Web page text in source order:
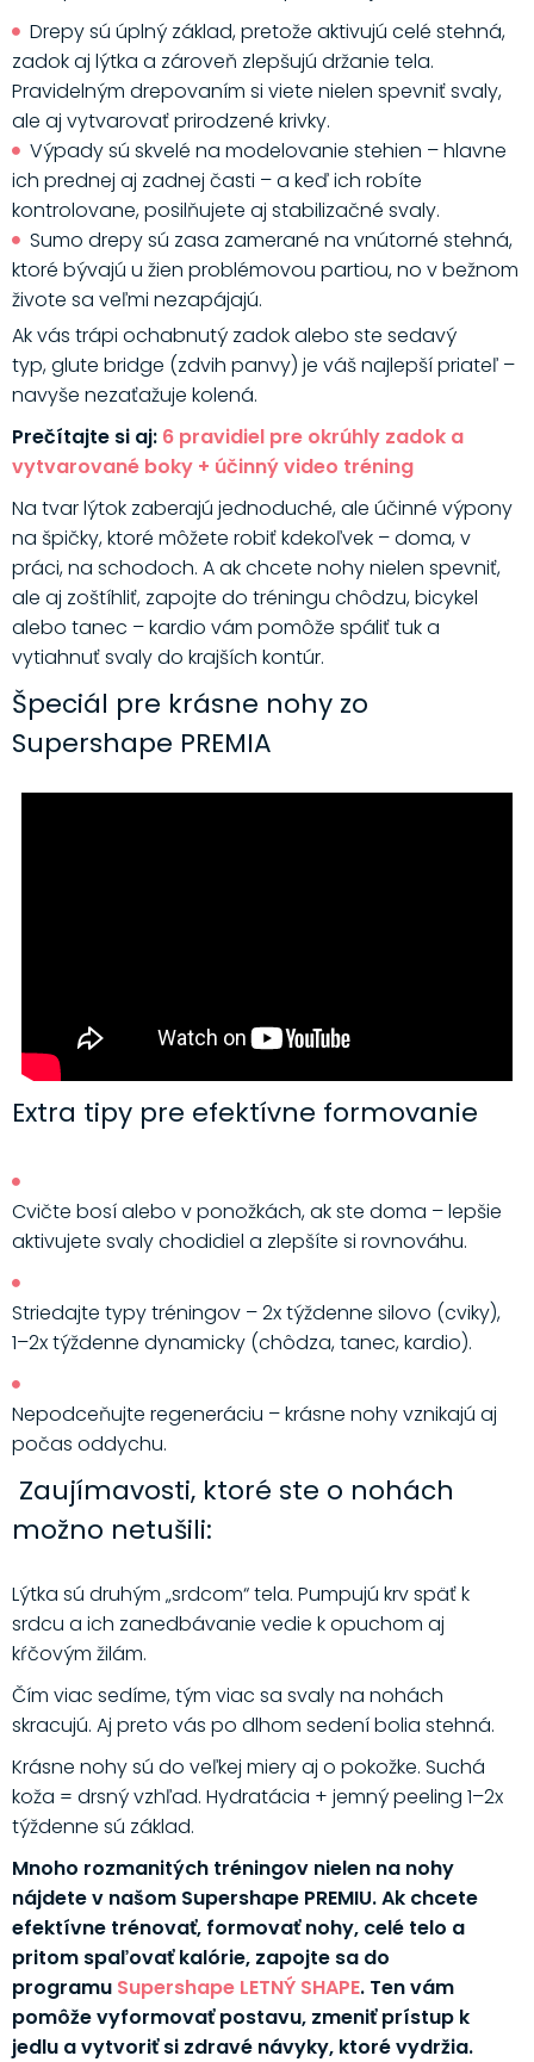
Drepy sú úplný základ, pretože aktivujú celé stehná,
zadok aj lýtka a zároveň zlepšujú držanie tela.
Pravidelným drepovaním si viete nielen spevniť svaly,
ale aj vytvarovať prirodzené krivky.
Výpady sú skvelé na modelovanie stehien – hlavne
ich prednej aj zadnej časti – a keď ich robíte
kontrolovane, posilňujete aj stabilizačné svaly.
Sumo drepy sú zasa zamerané na vnútorné stehná,
ktoré bývajú u žien problémovou partiou, no v bežnom
živote sa veľmi nezapájajú.
Ak vás trápi ochabnutý zadok alebo ste sedavý
typ, glute bridge (zdvih panvy) je váš najlepší priateľ –
navyše nezaťažuje kolená.
Prečítajte si aj: 6 pravidiel pre okrúhly zadok a
vytvarované boky + účinný video tréning
Na tvar lýtok zaberajú jednoduché, ale účinné výpony
na špičky, ktoré môžete robiť kdekoľvek – doma, v
práci, na schodoch. A ak chcete nohy nielen spevniť,
ale aj zoštíhliť, zapojte do tréningu chôdzu, bicykel
alebo tanec – kardio vám pomôže spáliť tuk a
vytiahnuť svaly do krajších kontúr.
Špeciál pre krásne nohy zo
Supershape PREMIA
Extra tipy pre efektívne formovanie
Cvičte bosí alebo v ponožkách, ak ste doma – lepšie
aktivujete svaly chodidiel a zlepšíte si rovnováhu.
Striedajte typy tréningov – 2x týždenne silovo (cviky),
1–2x týždenne dynamicky (chôdza, tanec, kardio).
Nepodceňujte regeneráciu – krásne nohy vznikajú aj
počas oddychu.
Zaujímavosti, ktoré ste o nohách
možno netušili:
Lýtka sú druhým „srdcom“ tela. Pumpujú krv späť k
srdcu a ich zanedbávanie vedie k opuchom aj
kŕčovým žilám.
Čím viac sedíme, tým viac sa svaly na nohách
skracujú. Aj preto vás po dlhom sedení bolia stehná.
Krásne nohy sú do veľkej miery aj o pokožke. Suchá
koža = drsný vzhľad. Hydratácia + jemný peeling 1–2x
týždenne sú základ.
Mnoho rozmanitých tréningov nielen na nohy
nájdete v našom Supershape PREMIU. Ak chcete
efektívne trénovať, formovať nohy, celé telo a
pritom spaľovať kalórie, zapojte sa do
programu Supershape LETNÝ SHAPE. Ten vám
pomôže vyformovať postavu, zmeniť prístup k
jedlu a vytvoriť si zdravé návyky, ktoré vydržia.